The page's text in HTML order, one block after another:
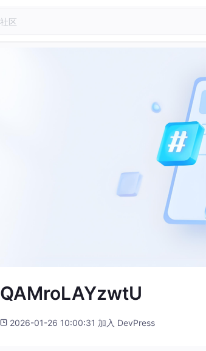
QAMroLAYzwtU
2026-01-26 10:00:31 加入 DevPress